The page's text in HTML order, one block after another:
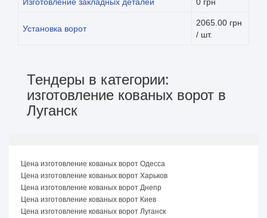
Установка ворот
2065.00 грн
/ шт.
Тендеры в категории:
изготовление кованых ворот в
Луганск
Цена изготовление кованых ворот Одесса
Цена изготовление кованых ворот Харьков
Цена изготовление кованых ворот Днепр
Цена изготовление кованых ворот Киев
Цена изготовление кованых ворот Луганск